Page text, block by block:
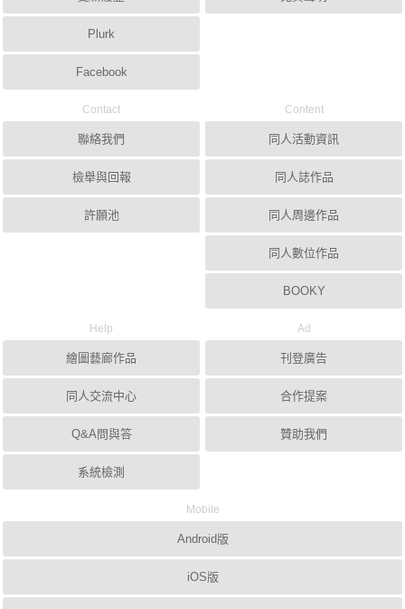
Plurk
Facebook
Contact
聯絡我們
檢舉與回報
許願池
Content
同人活動資訊
同人誌作品
同人周邊作品
同人數位作品
BOOKY
Help
繪圖藝廊作品
同人交流中心
Q&A問與答
系統檢測
Ad
刊登廣告
合作提案
贊助我們
Mobile
Android版
iOS版